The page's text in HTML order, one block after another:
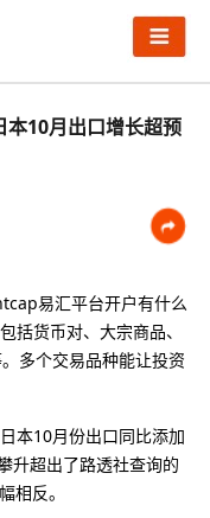
10月出口增长超预
易汇平台开户有什么
括货币对、大宗商品、
多个交易品种能让投资
本10月份出口同比添加
升超出了路透社查询的
相反。